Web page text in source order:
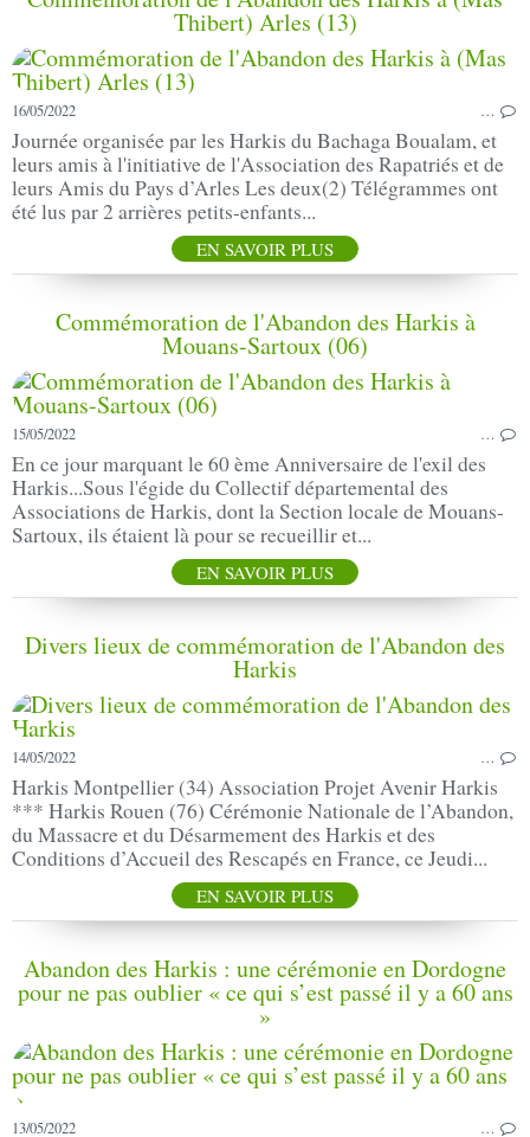
Thibert) Arles (13)
16/05/2022 …
Journée organisée par les Harkis du Bachaga Boualam, et
leurs amis à l'initiative de l'Association des Rapatriés et de
leurs Amis du Pays d’Arles Les deux(2) Télégrammes ont
été lus par 2 arrières petits-enfants...
EN SAVOIR PLUS
Commémoration de l'Abandon des Harkis à
Mouans-Sartoux (06)
15/05/2022 …
En ce jour marquant le 60 ème Anniversaire de l'exil des
Harkis...Sous l'égide du Collectif départemental des
Associations de Harkis, dont la Section locale de Mouans-
Sartoux, ils étaient là pour se recueillir et...
EN SAVOIR PLUS
Divers lieux de commémoration de l'Abandon des
Harkis
14/05/2022 …
Harkis Montpellier (34) Association Projet Avenir Harkis
*** Harkis Rouen (76) Cérémonie Nationale de l’Abandon,
du Massacre et du Désarmement des Harkis et des
Conditions d’Accueil des Rescapés en France, ce Jeudi...
EN SAVOIR PLUS
Abandon des Harkis : une cérémonie en Dordogne
pour ne pas oublier « ce qui s’est passé il y a 60 ans
»
13/05/2022 …